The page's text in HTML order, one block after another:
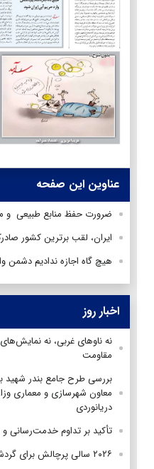
عناوین این صفحه
ضرورت حفظ منابع طبیعی و
ایران، لقب برترین کشور
هیچ گاه اجازه ندادیم دشمن
اخبار روز
نه ناوهای غربی، نه
مقاومت
بررسی طرح جامع بندر
معاون شهرسازی و معماری
دریانوردی
تأکید بر تداوم
۲۰۲۶ سالی پرچالش برای گردشگری آسیا